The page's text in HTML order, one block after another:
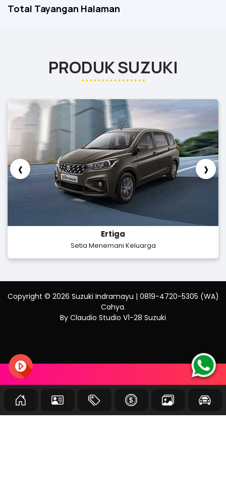
Total Tayangan Halaman
PRODUK SUZUKI
Ertiga
Setia Menemani Keluarga
‹ ›
Copyright © 2026 Suzuki Indramayu | 0819-4720-5305 (WA)
Cahya.
By Claudio Studio V1-28 Suzuki